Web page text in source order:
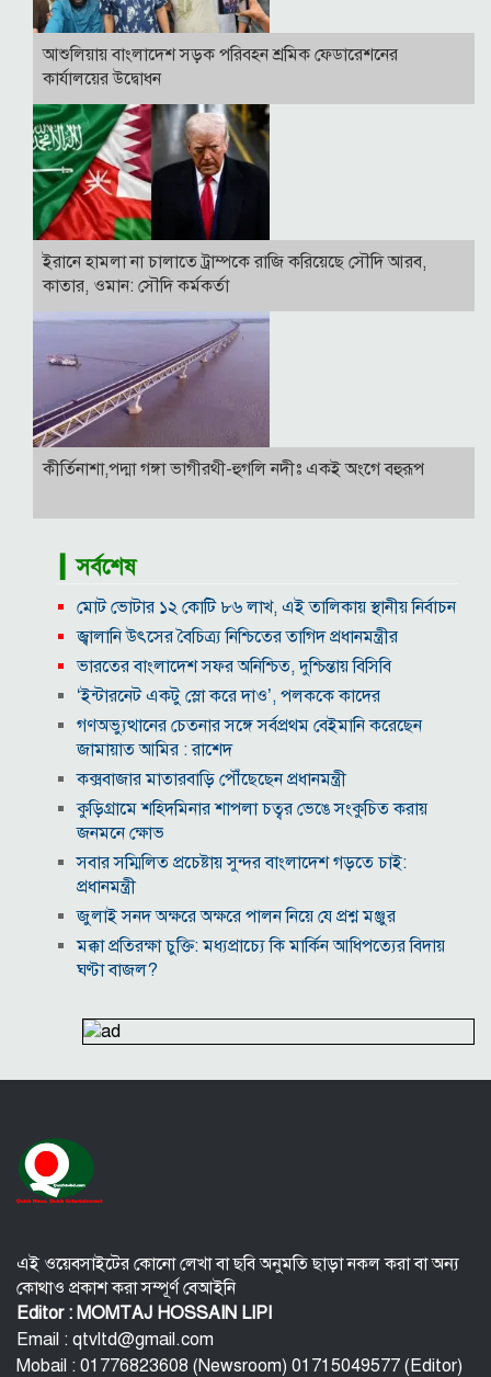
আশুলিয়ায় বাংলাদেশ সড়ক পরিবহন শ্রমিক ফেডারেশনের
কার্যালয়ের উদ্বোধন
ইরানে হামলা না চালাতে ট্রাম্পকে রাজি করিয়েছে সৌদি আরব,
কাতার, ওমান: সৌদি কর্মকর্তা
কীর্তিনাশা,পদ্মা গঙ্গা ভাগীরথী-হুগলি নদীঃ একই অংগে বহুরূপ
▎সর্বশেষ
মোট ভোটার ১২ কোটি ৮৬ লাখ, এই তালিকায় স্থানীয় নির্বাচন
জ্বালানি উৎসের বৈচিত্র্য নিশ্চিতের তাগিদ প্রধানমন্ত্রীর
ভারতের বাংলাদেশ সফর অনিশ্চিত, দুশ্চিন্তায় বিসিবি
‘ইন্টারনেট একটু স্লো করে দাও’, পলককে কাদের
গণঅভ্যুত্থানের চেতনার সঙ্গে সর্বপ্রথম বেইমানি করেছেন
জামায়াত আমির : রাশেদ
কক্সবাজার মাতারবাড়ি পৌঁছেছেন প্রধানমন্ত্রী
কুড়িগ্রামে শহিদমিনার শাপলা চত্বর ভেঙে সংকুচিত করায়
জনমনে ক্ষোভ
সবার সম্মিলিত প্রচেষ্টায় সুন্দর বাংলাদেশ গড়তে চাই:
প্রধানমন্ত্রী
জুলাই সনদ অক্ষরে অক্ষরে পালন নিয়ে যে প্রশ্ন মঞ্জুর
মক্কা প্রতিরক্ষা চুক্তি: মধ্যপ্রাচ্যে কি মার্কিন আধিপত্যের বিদায়
ঘণ্টা বাজল?
সিরাজুল ও সম্পাদক হামিদুর নির্বাচিত
নওগাঁয় সপ্তাহব্যাপী বৃক্ষমেলার সমাপনি
অবশেষে আলভারেজের ভবিষ্যৎ নিয়ে মুখ খুললেন সিমিওনে
এই ওয়েবসাইটের কোনো লেখা বা ছবি অনুমতি ছাড়া নকল করা বা অন্য
কোথাও প্রকাশ করা সম্পূর্ণ বেআইনি
Editor : MOMTAJ HOSSAIN LIPI
Email : qtvltd@gmail.com
Mobail : 01776823608 (Newsroom) 01715049577 (Editor)